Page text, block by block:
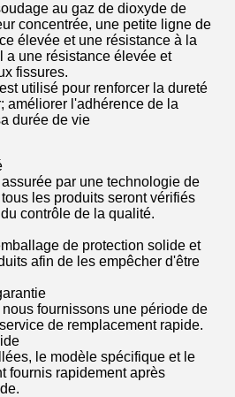
au gaz de dioxyde de
concentrée, une petite ligne de
élevée et une résistance à la
a une résistance élevée et
fissures.
utilisé pour renforcer la dureté
améliorer l'adhérence de la
durée de vie
par une technologie de
les produits seront vérifiés
contrôle de la qualité.
de protection solide et
afin de les empêcher d'être
nous fournissons une période de
de remplacement rapide.
le modèle spécifique et le
fournis rapidement après